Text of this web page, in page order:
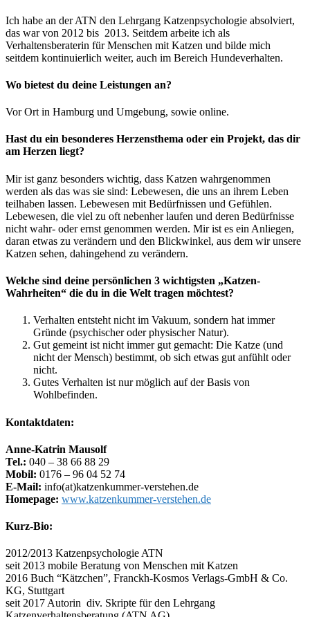
Ich habe an der ATN den Lehrgang Katzenpsychologie absolviert,
das war von 2012 bis 2013. Seitdem arbeite ich als
Verhaltensberaterin für Menschen mit Katzen und bilde mich
seitdem kontinuierlich weiter, auch im Bereich Hundeverhalten.
Wo bietest du deine Leistungen an?
Vor Ort in Hamburg und Umgebung, sowie online.
Hast du ein besonderes Herzensthema oder ein Projekt, das dir
am Herzen liegt?
Mir ist ganz besonders wichtig, dass Katzen wahrgenommen
werden als das was sie sind: Lebewesen, die uns an ihrem Leben
teilhaben lassen. Lebewesen mit Bedürfnissen und Gefühlen.
Lebewesen, die viel zu oft nebenher laufen und deren Bedürfnisse
nicht wahr- oder ernst genommen werden. Mir ist es ein Anliegen,
daran etwas zu verändern und den Blickwinkel, aus dem wir unsere
Katzen sehen, dahingehend zu verändern.
Welche sind deine persönlichen 3 wichtigsten „Katzen-
Wahrheiten“ die du in die Welt tragen möchtest?
Verhalten entsteht nicht im Vakuum, sondern hat immer
Gründe (psychischer oder physischer Natur).
Gut gemeint ist nicht immer gut gemacht: Die Katze (und
nicht der Mensch) bestimmt, ob sich etwas gut anfühlt oder
nicht.
Gutes Verhalten ist nur möglich auf der Basis von
Wohlbefinden.
Kontaktdaten:
Anne-Katrin Mausolf
Tel.: 040 – 38 66 88 29
Mobil: 0176 – 96 04 52 74
E-Mail: info(at)katzenkummer-verstehen.de
Homepage: www.katzenkummer-verstehen.de
Kurz-Bio:
2012/2013 Katzenpsychologie ATN
seit 2013 mobile Beratung von Menschen mit Katzen
2016 Buch “Kätzchen”, Franckh-Kosmos Verlags-GmbH & Co.
KG, Stuttgart
seit 2017 Autorin div. Skripte für den Lehrgang